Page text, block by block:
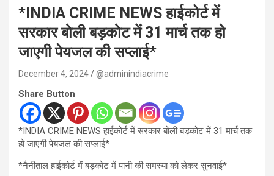
*INDIA CRIME NEWS हाईकोर्ट में
सरकार बोली बड़कोट में 31 मार्च तक हो
जाएगी पेयजल की सप्लाई*
December 4, 2024 @adminindiacrime
Share Button
*INDIA CRIME NEWS हाईकोर्ट में सरकार बोली बड़कोट में 31 मार्च तक
हो जाएगी पेयजल की सप्लाई*
*नैनीताल हाईकोर्ट में बड़कोट में पानी की समस्या को लेकर सुनवाई*